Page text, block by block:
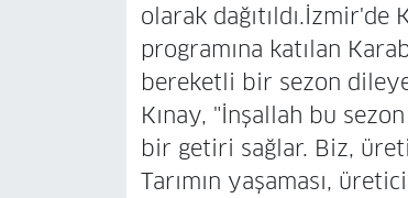
olarak dağıtıldı.İzmir'de
programına katılan
bereketli bir sezon
Kınay, "İnşallah bu
bir getiri sağlar. Biz,
Tarımın yaşaması,